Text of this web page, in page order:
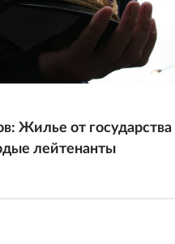
Жилье от государства
лейтенанты